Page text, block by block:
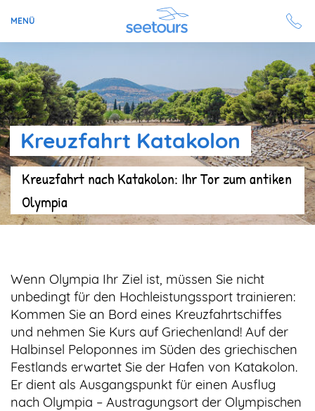
MENÜ
Seetours
Ziele
Ratgeber
Schiffe
Reisesuche
Angebote
Aktuell auf seetours
Kreuzfahrt Katakolon
Kreuzfahrt nach Katakolon: Ihr Tor zum antiken
Olympia
Wenn Olympia Ihr Ziel ist, müssen Sie nicht
unbedingt für den Hochleistungssport trainieren:
Kommen Sie an Bord eines Kreuzfahrtschiffes
und nehmen Sie Kurs auf Griechenland! Auf der
Halbinsel Peloponnes im Süden des griechischen
Festlands erwartet Sie der Hafen von Katakolon.
Er dient als Ausgangspunkt für einen Ausflug
nach Olympia – Austragungsort der Olympischen